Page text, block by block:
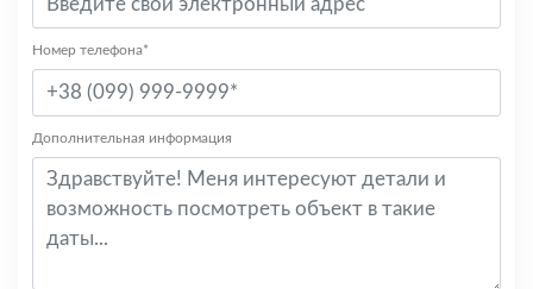
Номер телефона*
Дополнительная информация